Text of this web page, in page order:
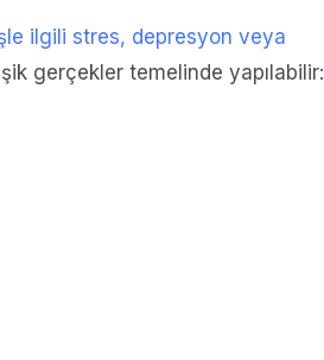
ilgili stres, depresyon veya
gerçekler temelinde yapılabilir: